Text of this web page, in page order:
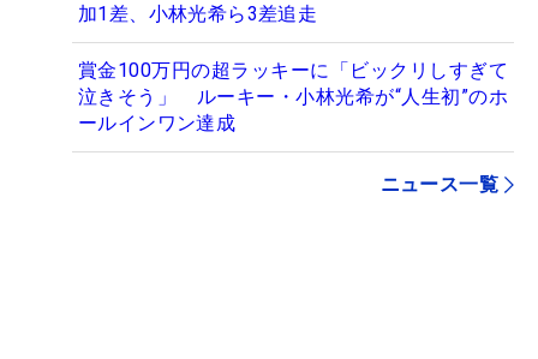
加1差、小林光希ら3差追走
賞金100万円の超ラッキーに「ビックリしすぎて
泣きそう」 ルーキー・小林光希が“人生初”のホ
ールインワン達成
ニュース一覧